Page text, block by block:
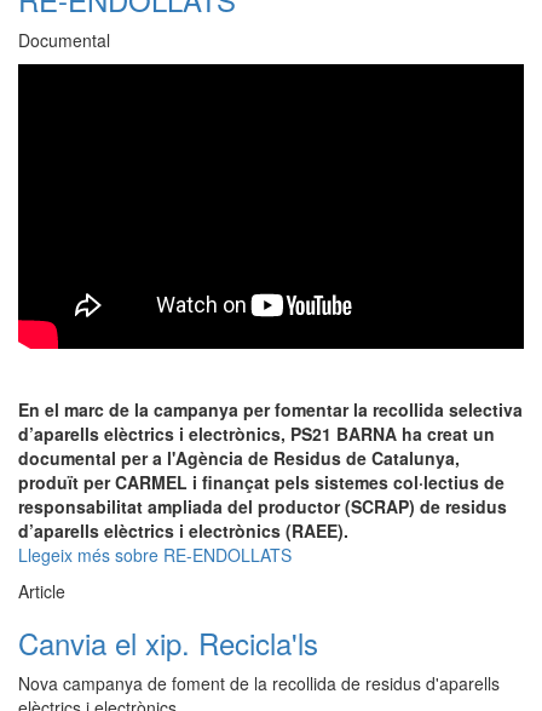
Documental
En el marc de la campanya per fomentar la recollida selectiva
d’aparells elèctrics i electrònics, PS21 BARNA ha creat un
documental per a l'Agència de Residus de Catalunya,
produït per CARMEL i finançat pels sistemes col·lectius de
responsabilitat ampliada del productor (SCRAP) de residus
d’aparells elèctrics i electrònics (RAEE).
Llegeix més sobre RE-ENDOLLATS
Article
Canvia el xip. Recicla'ls
Nova campanya de foment de la recollida de residus d'aparells